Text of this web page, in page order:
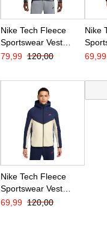
Nike Tech Fleece
Sportswear Vest
Donkergrijs Grijs
79,99 120,00
Nike
69,99
Nike Tech Fleece
Sportswear Vest
Donkerblauw Beige
69,99 120,00